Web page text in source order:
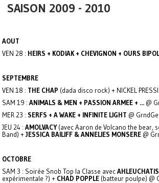
SAISON 2009 - 2010
AOUT
VEN 28 : HEIRS + KODIAK + CHEVIGNON + OURS
SEPTEMBRE
VEN 18 : THE CHAP (dada disco rock) + NICKEL
SAM 19 : ANIMALS & MEN + PASSION ARMEE + ... @
MER 23 : SERFS + A WAKE + INFINITE LIGHT @
JEU 24 : AMOLVACY(avec Aaron de Volcano the bear,
Band) +JESSICA BAILIFF & ANNELIES MONSERE @
OCTOBRE
SAM 3 : Soirée Snob Top la Classe avec
expérimentale ?) + CHAD POPPLE (batteur poulpe) @